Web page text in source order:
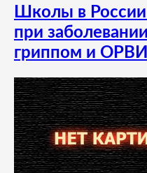
Школы в России
при
гриппом и ОРВИ